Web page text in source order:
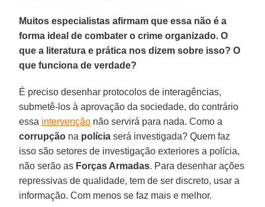
Muitos especialistas afirmam que essa não é a
forma ideal de combater o crime organizado. O
que a literatura e prática nos dizem sobre isso? O
que funciona de verdade?
É preciso desenhar protocolos de interagências,
submetê-los à aprovação da sociedade, do contrário
essa intervenção não servirá para nada. Como a
corrupção na polícia será investigada? Quem faz
isso são setores de investigação exteriores a polícia,
não serão as Forças Armadas. Para desenhar ações
repressivas de qualidade, tem de ser discreto, usar a
informação. Com menos se faz mais e melhor.